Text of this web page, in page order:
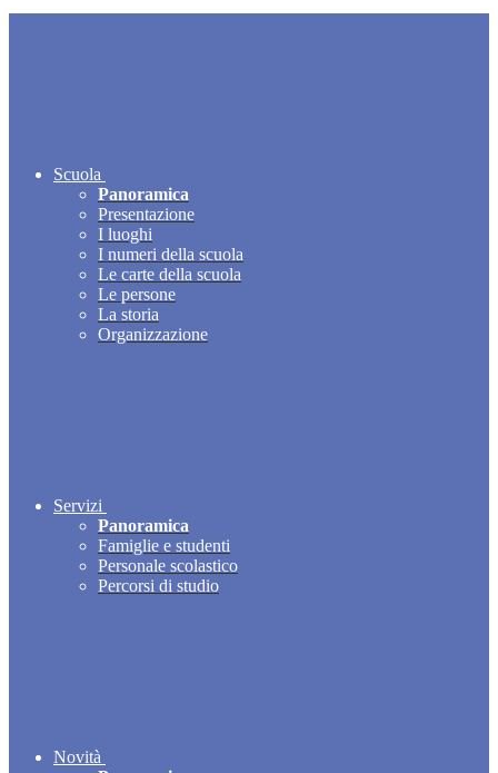
Scuola
Panoramica
Presentazione
I luoghi
I numeri della scuola
Le carte della scuola
Le persone
La storia
Organizzazione
Servizi
Panoramica
Famiglie e studenti
Personale scolastico
Percorsi di studio
Novità